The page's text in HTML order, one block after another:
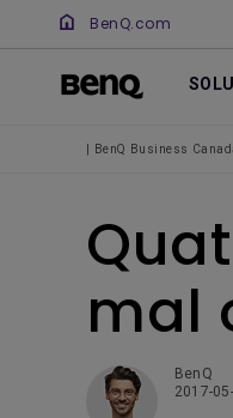
BenQ.com
| BenQ Business
mal
BenQ
2017-